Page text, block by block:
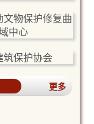
更多